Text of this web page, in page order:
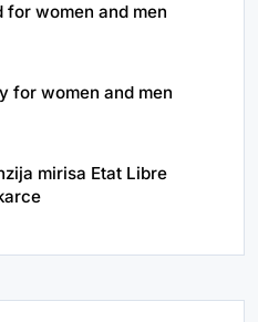
for women and men
for women and men
mirisa Etat Libre